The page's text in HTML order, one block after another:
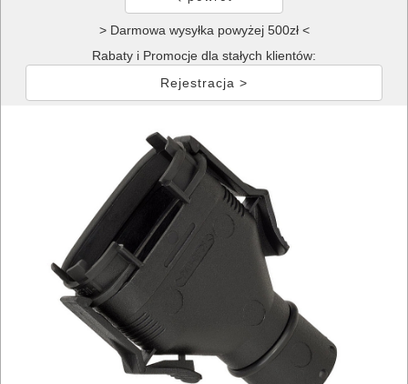
> Darmowa wysyłka powyżej 500zł <
Rabaty i Promocje dla stałych klientów:
Rejestracja >